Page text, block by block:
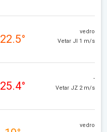
22.5°
vedro
Vetar JI 1 m/s
25.4°
-
Vetar JZ 2 m/s
vedro